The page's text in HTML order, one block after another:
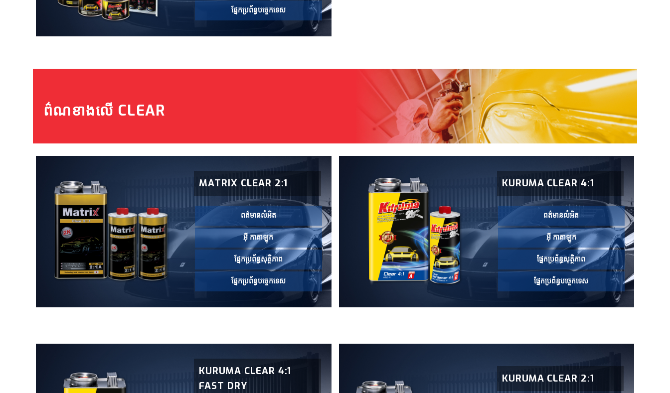
ផ្នែកប្រព័ន្ធបច្ចេកទេស
ព៌ណខាងលើ CLEAR
MATRIX CLEAR 2:1
ពត៌មានលំអិត
អ៊ី កាតាឡុក
ផ្នែកប្រព័ន្ធសុត្ថិភាព
ផ្នែកប្រព័ន្ធបច្ចេកទេស
KURUMA CLEAR 4:1
ពត៌មានលំអិត
អ៊ី កាតាឡុក
ផ្នែកប្រព័ន្ធសុត្ថិភាព
ផ្នែកប្រព័ន្ធបច្ចេកទេស
KURUMA CLEAR 4:1
FAST DRY
KURUMA CLEAR 2:1